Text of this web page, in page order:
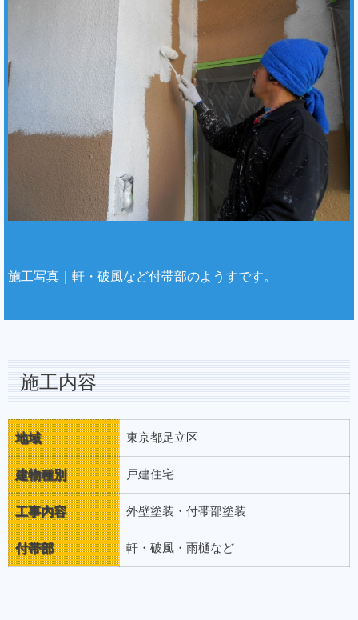
施工写真｜軒・破風など付帯部のようすです。
施工内容
地域 東京都足立区
建物種別 戸建住宅
工事内容 外壁塗装・付帯部塗装
付帯部 軒・破風・雨樋など